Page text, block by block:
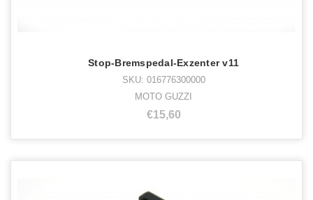
Stop-Bremspedal-Exzenter v11
SKU: 016776300000
MOTO GUZZI
€15,60